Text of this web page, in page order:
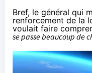
Bref, le général qui
renforcement de la
voulait faire
se passe beaucoup de